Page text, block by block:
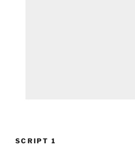
SCRIPT 1